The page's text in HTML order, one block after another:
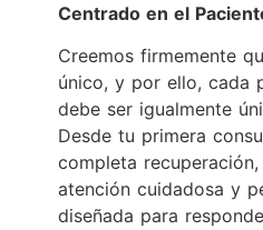
Centrado en el
Creemos firmemente
único, y por ello, cada
debe ser igualmente
Desde tu primera
completa
atención cuidadosa y
diseñada para